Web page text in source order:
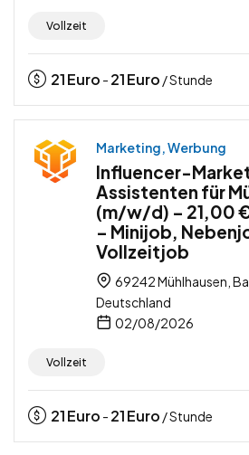
Vollzeit
21Euro - 21Euro / Stunde
Marketing, Werbung
Influencer-
Assistenten für
(m/w/d) – 21,00
– Minijob,
Vollzeitjob
69242 Mühlhausen,
Deutschland
02/08/2026
Vollzeit
21Euro - 21Euro / Stunde